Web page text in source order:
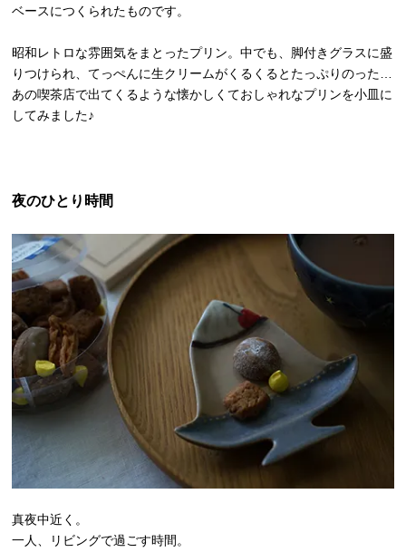
ベースにつくられたものです。
昭和レトロな雰囲気をまとったプリン。中でも、脚付きグラスに盛
りつけられ、てっぺんに生クリームがくるくるとたっぷりのった…
あの喫茶店で出てくるような懐かしくておしゃれなプリンを小皿に
してみました♪
夜のひとり時間
真夜中近く。
一人、リビングで過ごす時間。